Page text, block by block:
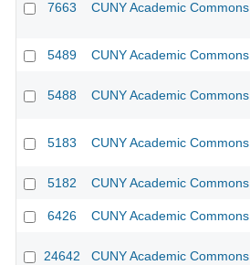
7663 CUNY Academic Commons
5489 CUNY Academic Commons
5488 CUNY Academic Commons
5183 CUNY Academic Commons
5182 CUNY Academic Commons
6426 CUNY Academic Commons
24642 CUNY Academic Commons